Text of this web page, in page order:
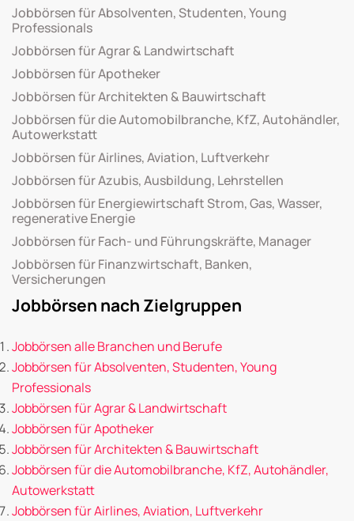
Jobbörsen für Absolventen, Studenten, Young
Professionals
Jobbörsen für Agrar & Landwirtschaft
Jobbörsen für Apotheker
Jobbörsen für Architekten & Bauwirtschaft
Jobbörsen für die Automobilbranche, KfZ, Autohändler,
Autowerkstatt
Jobbörsen für Airlines, Aviation, Luftverkehr
Jobbörsen für Azubis, Ausbildung, Lehrstellen
Jobbörsen für Energiewirtschaft Strom, Gas, Wasser,
regenerative Energie
Jobbörsen für Fach- und Führungskräfte, Manager
Jobbörsen für Finanzwirtschaft, Banken,
Versicherungen
Jobbörsen nach Zielgruppen
Jobbörsen alle Branchen und Berufe
Jobbörsen für Absolventen, Studenten, Young
Professionals
Jobbörsen für Agrar & Landwirtschaft
Jobbörsen für Apotheker
Jobbörsen für Architekten & Bauwirtschaft
Jobbörsen für die Automobilbranche, KfZ, Autohändler,
Autowerkstatt
Jobbörsen für Airlines, Aviation, Luftverkehr